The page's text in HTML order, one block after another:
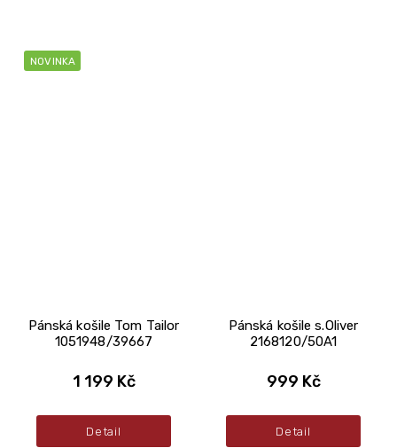
NOVINKA
Pánská košile Tom Tailor
1051948/39667
1 199 Kč
Detail
Pánská košile s.Oliver
2168120/50A1
999 Kč
Detail